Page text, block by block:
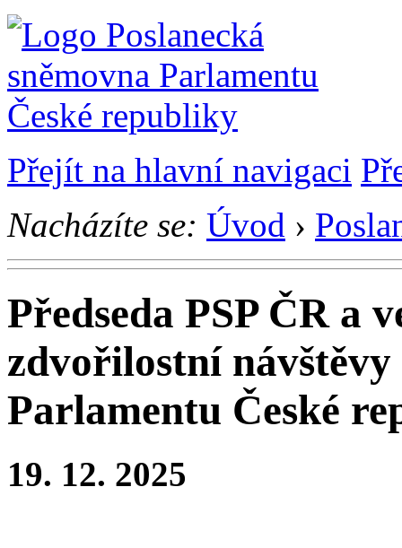
Přejít na hlavní navigaci
Nacházíte se: Úvod ›
Předseda PSP ČR a
zdvořilostní návštěvy
Parlamentu České
19. 12. 2025